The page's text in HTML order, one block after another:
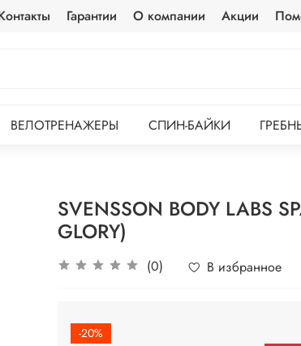
Гарантии О компании Акции
ВЕЛОТРЕНАЖЕРЫ СПИН-БАЙКИ
SVENSSON BODY LABS
GLORY)
(0) В избранное
-20%